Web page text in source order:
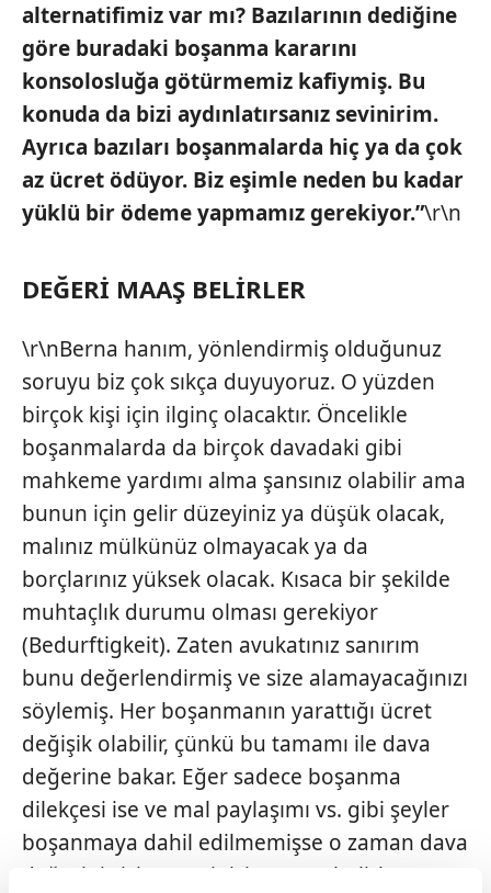
alternatifimiz var mı? Bazılarının dediğine
göre buradaki boşanma kararını
konsolosluğa götürmemiz kafiymiş. Bu
konuda da bizi aydınlatırsanız sevinirim.
Ayrıca bazıları boşanmalarda hiç ya da çok
az ücret ödüyor. Biz eşimle neden bu kadar
yüklü bir ödeme yapmamız gerekiyor.”\r\n
DEĞERİ MAAŞ BELİRLER
\r\nBerna hanım, yönlendirmiş olduğunuz
soruyu biz çok sıkça duyuyoruz. O yüzden
birçok kişi için ilginç olacaktır. Öncelikle
boşanmalarda da birçok davadaki gibi
mahkeme yardımı alma şansınız olabilir ama
bunun için gelir düzeyiniz ya düşük olacak,
malınız mülkünüz olmayacak ya da
borçlarınız yüksek olacak. Kısaca bir şekilde
muhtaçlık durumu olması gerekiyor
(Bedurftigkeit). Zaten avukatınız sanırım
bunu değerlendirmiş ve size alamayacağınızı
söylemiş. Her boşanmanın yarattığı ücret
değişik olabilir, çünkü bu tamamı ile dava
değerine bakar. Eğer sadece boşanma
dilekçesi ise ve mal paylaşımı vs. gibi şeyler
boşanmaya dahil edilmemişse o zaman dava
değerini sizin ve eşinizin maaşı belirler.